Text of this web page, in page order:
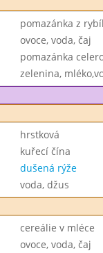
pomazánka z
ovoce, voda, čaj
pomazánka
zelenina,
hrstková
kuřecí čína
dušená rýže
voda, džus
cereálie v mléce
ovoce, voda, čaj